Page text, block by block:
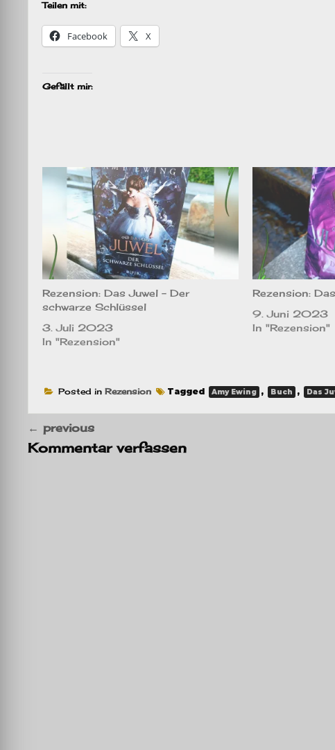
Teilen mit:
Facebook X
Gefällt mir:
Rezension: Das Juwel – Der
schwarze Schlüssel
3. Juli 2023
In "Rezension"
Rezension:
9. Juni 2023
In "Rezension"
Posted in Rezension Tagged Amy Ewing , Buch , Das
← previous
Kommentar verfassen